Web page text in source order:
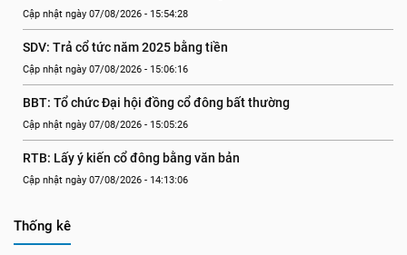
Cập nhật ngày 07/08/2026 - 15:54:28
SDV: Trả cổ tức năm 2025 bằng tiền
Cập nhật ngày 07/08/2026 - 15:06:16
BBT: Tổ chức Đại hội đồng cổ đông bất thường
Cập nhật ngày 07/08/2026 - 15:05:26
RTB: Lấy ý kiến cổ đông bằng văn bản
Cập nhật ngày 07/08/2026 - 14:13:06
Thống kê